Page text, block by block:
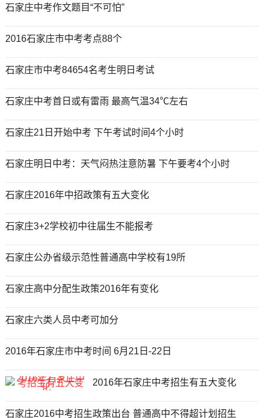
石家庄中考作文题目“不可怕”
2016石家庄市中考考点88个
石家庄市中考84654名考生明日考试
石家庄中考首日或有雷雨 最高气温34℃左右
石家庄21日开始中考 下午考试时间4个小时
石家庄明日中考：天气闷热注意防暑 下午要考4个小时
石家庄2016年中招政策有五大变化
石家庄3+2学校初中往届生不能报考
石家庄公办省级示范性普通高中学校有19所
石家庄高中分配生政策2016年有变化
石家庄六类人员中考可加分
2016年石家庄市中考时间 6月21日-22日
2016年石家庄中考招生有五大变化
石家庄2016中考招生政策出台 普通高中不得超计划招生